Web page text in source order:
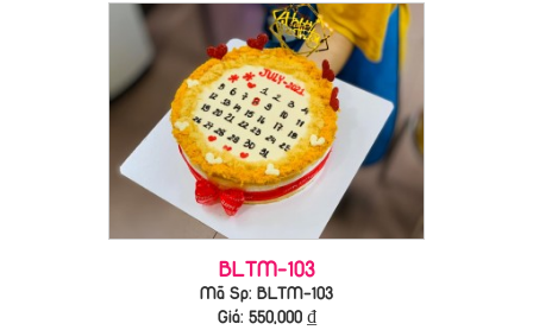
BLTM-103
Mã Sp: BLTM-103
Giá: 550,000₫